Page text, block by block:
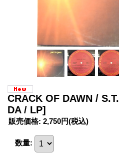
CRACK OF DAWN / S.T.
DA / LP]
販売価格: 2,750円(税込)
数量: